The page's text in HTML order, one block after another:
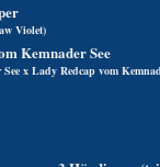
Violet)
Kemnader See
x Lady Redcap vom